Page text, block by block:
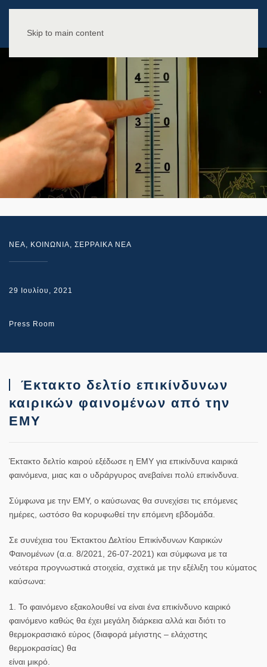
Skip to main content
NEA, ΚΟΙΝΩΝΙΑ, ΣΕΡΡΑΙΚΑ ΝΕΑ
29 Ιουλίου, 2021
Press Room
Έκτακτο δελτίο επικίνδυνων
καιρικών φαινομένων από την
ΕΜΥ
Έκτακτο δελτίο καιρού εξέδωσε η ΕΜΥ για επικίνδυνα καιρικά
φαινόμενα, μιας και ο υδράργυρος ανεβαίνει πολύ επικίνδυνα.
Σύμφωνα με την ΕΜΥ, ο καύσωνας θα συνεχίσει τις επόμενες
ημέρες, ωστόσο θα κορυφωθεί την επόμενη εβδομάδα.
Σε συνέχεια του Έκτακτου Δελτίου Επικίνδυνων Καιρικών
Φαινομένων (α.α. 8/2021, 26-07-2021) και σύμφωνα με τα
νεότερα προγνωστικά στοιχεία, σχετικά με την εξέλιξη του κύματος
καύσωνα:
1. Το φαινόμενο εξακολουθεί να είναι ένα επικίνδυνο καιρικό
φαινόμενο καθώς θα έχει μεγάλη διάρκεια αλλά και διότι το
θερμοκρασιακό εύρος (διαφορά μέγιστης – ελάχιστης
θερμοκρασίας) θα
είναι μικρό.